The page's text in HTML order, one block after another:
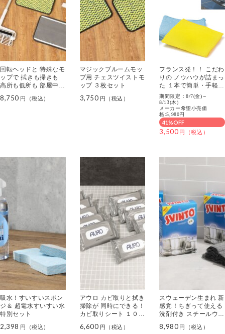
回転ヘッドと 特殊なモ
ップで 拭きも掃きも
高所も低所も 部屋中掃
ブルームモップ 特別セ
8,750
マジックブルームモッ
プ用 チェスツイストモ
ップ ３枚セット
3,750
フランス発！！ こだわ
りの ノウハウが詰まっ
た １本で簡単・手軽に
車のキズ隠し スクラッ
チリムーバー ＧＴ９９
特別セット
期間限定：8/7(金)～
8/13(木)
メーカー希望小売価
格:5,980円
41%OFF
3,500
吸水！すいすいスポン
ジ＆ 超電水すいすい水
特別セット
2,398
アウロ カビ取りと拭き
掃除が 同時にできる！
カビ取りシート １０個
6,600
スウェーデン生まれ 新
感覚！ちぎって使える
洗剤付き スチールウー
個特別セット
8,980